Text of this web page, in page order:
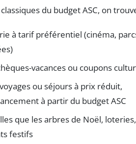
du budget ASC, on
à tarif préférentiel (cinéma,
vacances ou coupons
ou séjours à prix réduit,
à partir du budget ASC
que les arbres de Noël,
festifs